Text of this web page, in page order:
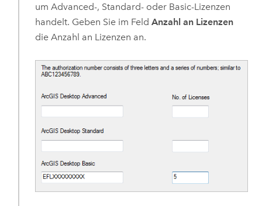
um Advanced-, Standard- oder Basic-Lizenzen
handelt. Geben Sie im Feld Anzahl an Lizenzen
die Anzahl an Lizenzen an.